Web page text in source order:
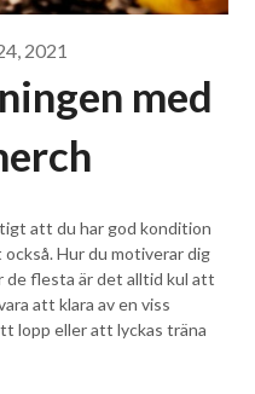
2021
med
att du har god kondition
Hur du motiverar dig
de flesta är det alltid kul att
att klara av en viss
lopp eller att lyckas träna